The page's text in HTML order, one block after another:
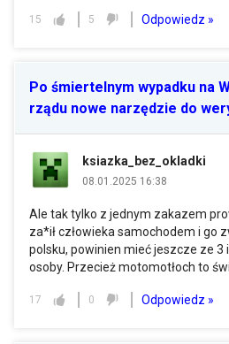
15 5 Odpowiedz »
Po śmiertelnym wypadku na
rządu nowe narzędzie do
ksiazka_bez_okladki
08.01.2025 16:38
Ale tak tylko z jednym zakazem
za*ił człowieka samochodem i go
polsku, powinien mieć jeszcze ze 3
osoby. Przecież motomotłoch to
17 0 Odpowiedz »